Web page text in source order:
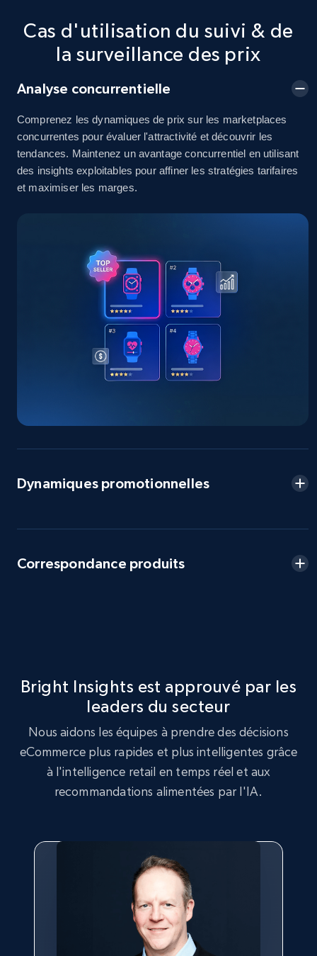
2.5K+ 378+ Commencer
eBay
URL, Product id, Title, Seller name, Seller rating,
Seller reviews, Breadcrumbs, Root category, and
more.
2.5K+ 359+
eBay - Gather data on products using
specified keywords
URL, Product id, Title, Seller name, Seller rating,
Seller reviews, Breadcrumbs, Root category, and
359+ Commencer
more.
2.5K+ 359+ Commencer
Google Shopping
URL, Product id, Title, Product description,
Rating, Reviews count, Images, Variations, and
2.4K+
Google Shopping - collects products from
web using keywords
Cas d'utilisation du suivi & de
la surveillance des prix
Analyse concurrentielle
Comprenez les dynamiques de prix sur les marketplaces
concurrentes pour évaluer l'attractivité et découvrir les
tendances. Maintenez un avantage concurrentiel en utilisant
des insights exploitables pour affiner les stratégies tarifaires
et maximiser les marges.
Dynamiques promotionnelles
Correspondance produits
Bright Insights est approuvé par les
leaders du secteur
Nous aidons les équipes à prendre des décisions
eCommerce plus rapides et plus intelligentes grâce
à l'intelligence retail en temps réel et aux
recommandations alimentées par l'IA.